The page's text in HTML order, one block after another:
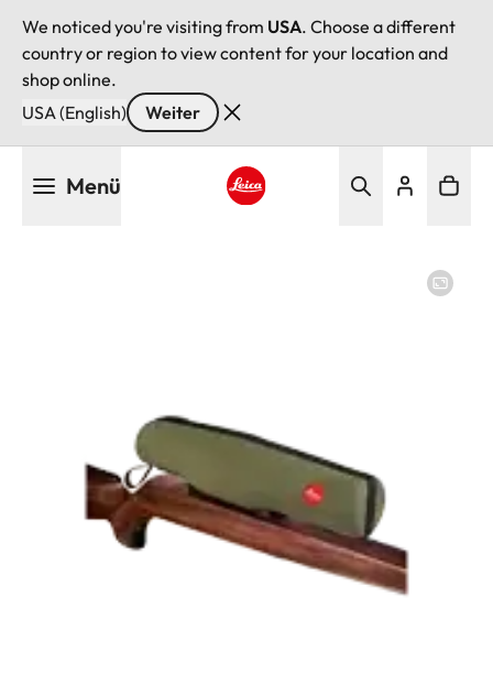
We noticed you're visiting from USA. Choose a different
country or region to view content for your location and
shop online.
USA (English)
Weiter
Menü